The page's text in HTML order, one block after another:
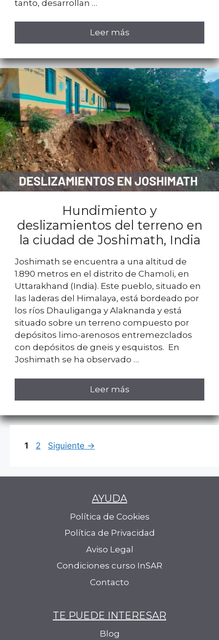
tanto, desarrollan …
Leer más
Hundimiento y
deslizamientos del terreno en
la ciudad de Joshimath, India
Joshimath se encuentra a una altitud de
1.890 metros en el distrito de Chamoli, en
Uttarakhand (India). Este pueblo, situado en
las laderas del Himalaya, está bordeado por
los ríos Dhauliganga y Alaknanda y está
situado sobre un terreno compuesto por
depósitos limo-arenosos entremezclados
con depósitos de gneis y esquistos. En
Joshimath se ha observado …
Leer más
Página
1 Página
2 Siguiente →
AYUDA
Política de Cookies
Política de Privacidad
Aviso Legal
Condiciones curso InSAR
Contacto
TE PUEDE INTERESAR
Blog